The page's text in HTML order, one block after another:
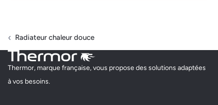
Radiateur chaleur douce
Thermor, marque française, vous propose des solutions adaptées
à vos besoins.